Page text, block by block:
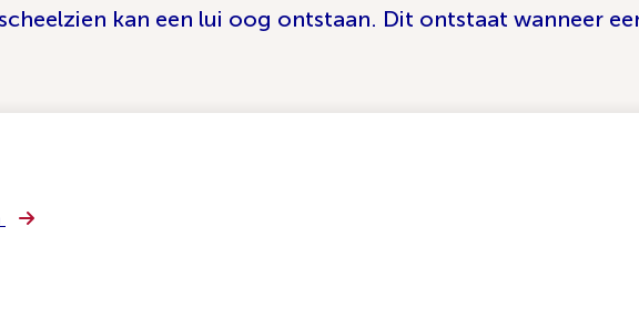
kan een lui oog ontstaan. Dit ontstaat wanneer